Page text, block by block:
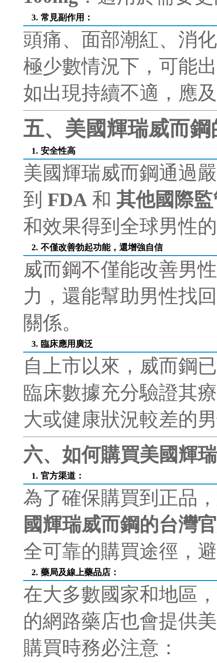
3. 常見副作用 ：
頭痛、面部潮紅、消
極少數情況下，可能
如出現持續不適，應
五、美國輝瑞威而鋼
1. 安全性高
美國輝瑞威而鋼通過
到 FDA 和 其他國際
和效果得到全球男性
2. 不僅改善勃起功能，還增強自信
威而鋼不僅能改善男
力，還能幫助男性找
關係。
3. 臨床應用廣泛
自上市以來，威而鋼
臨床數據充分驗證其
大或健康狀況較差的
六、如何購買美國輝
1. 官方渠道：
為了確保購買到正品
國輝瑞威而鋼的台灣
全可靠的購買途徑，
2. 藥局及線上藥品店：
在大多數國家和地區
的網路藥店也會提供
購買時務必注意：